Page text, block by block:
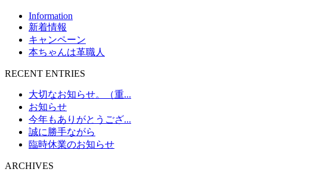
Information
新着情報
キャンペーン
本ちゃんは革職人
RECENT ENTRIES
大切なお知らせ。（重...
お知らせ
今年もありがとうござ...
誠に勝手ながら
臨時休業のお知らせ
ARCHIVES